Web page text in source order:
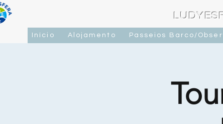
Início Alojamento Passeios Barco/